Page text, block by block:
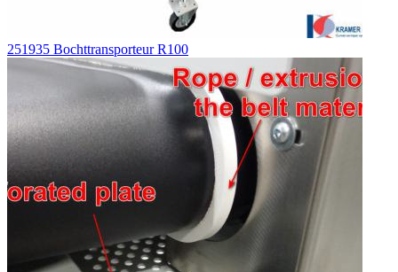
251935 Bochttransporteur R100